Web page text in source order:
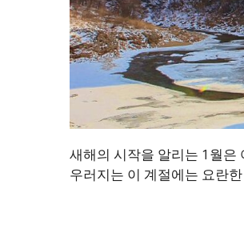
새해의 시작을 알리는 1월은
우러지는 이 계절에는 요란